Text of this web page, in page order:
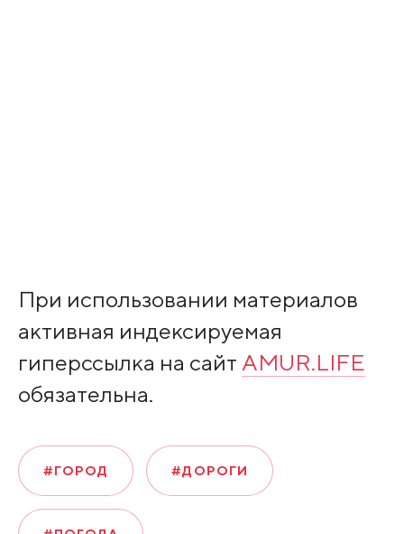
При использовании материалов
активная индексируемая
гиперссылка на сайт AMUR.LIFE
обязательна.
#ГОРОД #ДОРОГИ